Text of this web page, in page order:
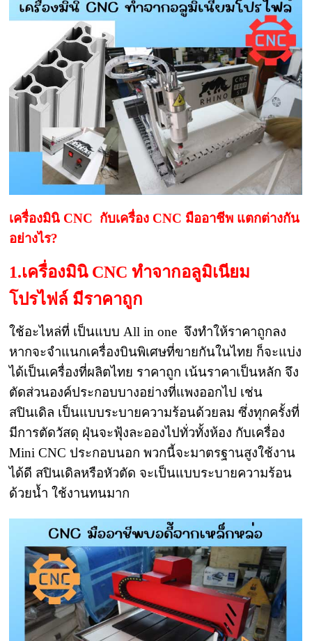
เครื่องมินิ CNC กับเครื่อง CNC มืออาชีพ แตกต่างกัน
อย่างไร?
1.เครื่องมินิ CNC ทำจากอลูมิเนียม
โปรไฟล์ มีราคาถูก
ใช้อะไหล่ที่ เป็นแบบ All in one จึงทำให้ราคาถูกลง
หากจะจำแนกเครื่องบินพิเศษที่ขายกันในไทย ก็จะแบ่ง
ได้เป็นเครื่องที่ผลิตไทย ราคาถูก เน้นราคาเป็นหลัก จึง
ตัดส่วนองค์ประกอบบางอย่างที่แพงออกไป เช่น
สปินเดิล เป็นแบบระบายความร้อนด้วยลม ซึ่งทุกครั้งที่
มีการตัดวัสดุ ฝุ่นจะฟุ้งละอองไปทั่วทั้งห้อง กับเครื่อง
Mini CNC ประกอบนอก พวกนี้จะมาตรฐานสูงใช้งาน
ได้ดี สปินเดิลหรือหัวตัด จะเป็นแบบระบายความร้อน
ด้วยน้ำ ใช้งานทนมาก